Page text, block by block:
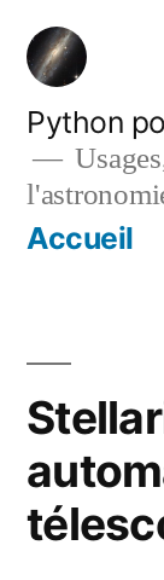
Aller
contenu
Python
Accueil